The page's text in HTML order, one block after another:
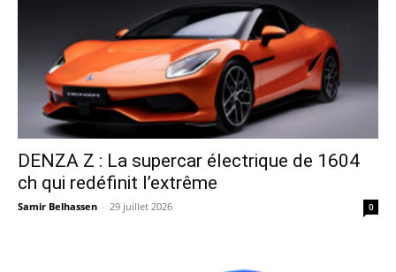
DENZA Z : La supercar électrique de 1604
ch qui redéfinit l’extrême
Samir Belhassen - 29 juillet 2026 0